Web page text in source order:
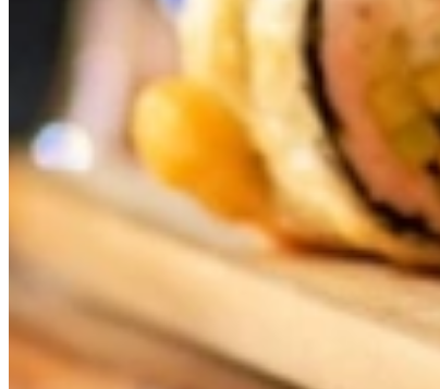
Blauwe bessen yoghurtijsjes
Ingrediënten
250 gram blauwe bessen
300 gram Griekse yoghurt
2 eetlepels honing
1 theelepel vanille-extract
Bereiding
Pureer de blauwe bessen.
Meng de yoghurt met honing en vanille.
Schep beide mengsels afwisselend in ijsvormpjes
Zet minimaal 4 uur in de vriezer.
Haal de ijsjes vlak voor het serveren enkele
Ben je er tijdens het maken van de recepten
achter gekomen